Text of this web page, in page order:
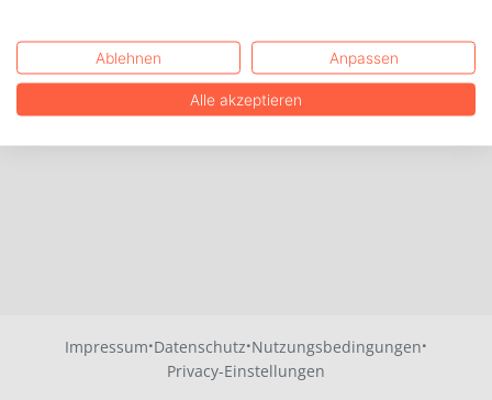
Impressum·Datenschutz·Nutzungsbedingungen·
Privacy-Einstellungen
Ablehnen Anpassen
Alle akzeptieren